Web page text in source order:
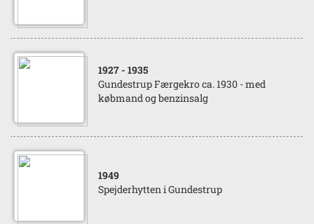
1927 - 1935
Gundestrup Færgekro ca. 1930 - med
købmand og benzinsalg
1949
Spejderhytten i Gundestrup